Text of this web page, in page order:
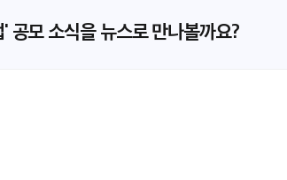
공모 소식을 뉴스로 만나볼까요?